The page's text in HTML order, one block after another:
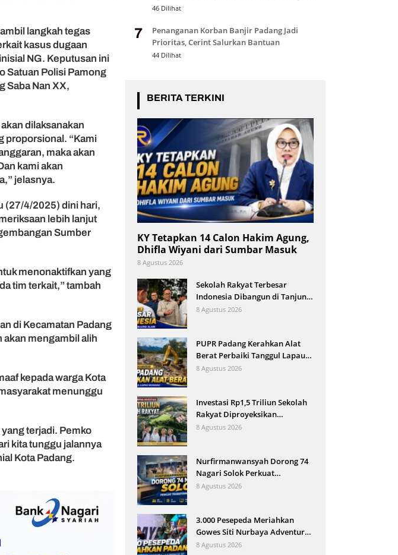
langkah tegas
kasus dugaan
NG. Keputusan ini
Satuan Polisi Pamong
Saba Nan XX,
dilaksanakan
proporsional. “Kami
maka akan
kami akan
jelasnya.
(27/4/2025) dini hari,
lebih lanjut
Sumber
menonaktifkan yang
tim terkait,” tambah
di Kecamatan Padang
akan mengambil alih
kepada warga Kota
menunggu
terjadi. Pemko
kita tunggu jalannya
Kota Padang.
Nasional
46 Dilihat
7
Penanganan Korban Banjir Padang Jadi
Prioritas, Cerint Salurkan Bantuan
44 Dilihat
BERITA TERKINI
KY Tetapkan 14 Calon Hakim Agung,
Dhifla Wiyani dari Sumbar Masuk
8 Agustus 2026
Sekolah Rakyat Terbesar
Indonesia Dibangun di Tanjung
Alam
8 Agustus 2026
PUPR Padang Kerahkan Alat
Berat Perbaiki Tanggul Lapau
Munggu
8 Agustus 2026
Investasi Rp1,5 Triliun Sekolah
Rakyat Diproyeksikan
Gerakkan Ekonomi Tanjung
8 Agustus 2026
Nurfirmanwansyah Dorong 74
Nagari Solok Perkuat
Transformasi Digital
8 Agustus 2026
3.000 Pesepeda Meriahkan
Gowes Siti Nurbaya Adventure-
X Padang
8 Agustus 2026